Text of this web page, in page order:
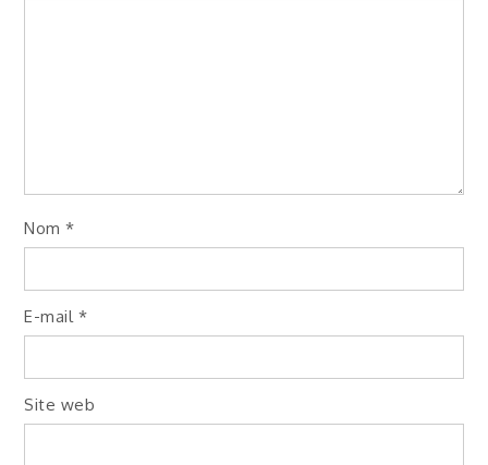
Nom*
E-mail *
Site web